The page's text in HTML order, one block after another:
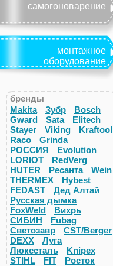
самогоноварение
монтажное
оборудование
бренды
Makita
Зубр
Bosch
Gward
Sata
Elitech
Stayer
Viking
Kraftool
Raco
Grinda
РОССИЯ
Evolution
LORIOT
RedVerg
HUTER
Ресанта
Wein
THERMEX
Hybest
FEDAST
Дед Алтай
Русская дымка
FoxWeld
Вихрь
СИБИН
Fubag
Светозавр
CST/Berger
DEXX
Луга
Люкссталь
Knipex
STIHL
FIT Росток